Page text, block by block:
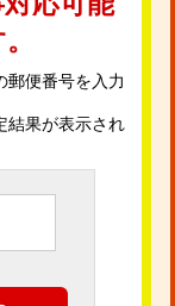
郵便番号を入力
結果が表示され